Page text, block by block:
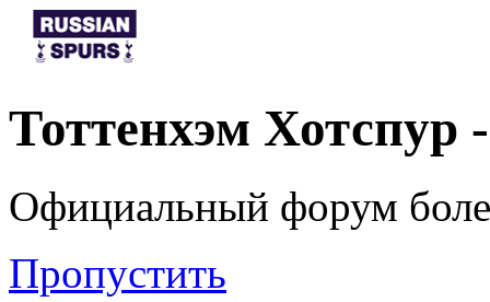
Тоттенхэм
Официальный форум
Пропустить